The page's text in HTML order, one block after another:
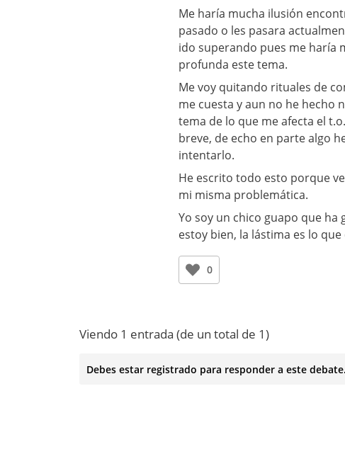
Me haría mucha ilusión
pasado o les pasara
ido superando pues me haría
profunda este tema.
Me voy quitando rituales de
me cuesta y aun no he hecho
tema de lo que me afecta el
breve, de echo en parte algo
intentarlo.
He escrito todo esto porque
mi misma problemática.
Yo soy un chico guapo que
estoy bien, la lástima es lo
0
Viendo 1 entrada (de un total de 1)
Debes estar registrado para responder a este debate.